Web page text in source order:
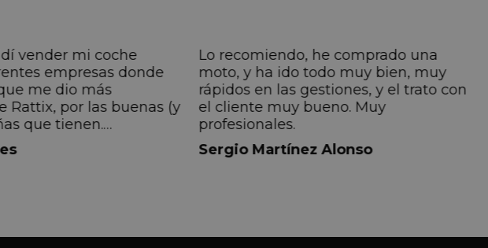
vender mi coche
empresas donde
me dio más
Rattix, por las buenas (y
que tienen.
experiencia ha sido
ha sido siempre
Lo recomiendo, he comprado una
moto, y ha ido todo muy bien, muy
rápidos en las gestiones, y el trato con
el cliente muy bueno. Muy
profesionales.
Sergio Martínez Alonso